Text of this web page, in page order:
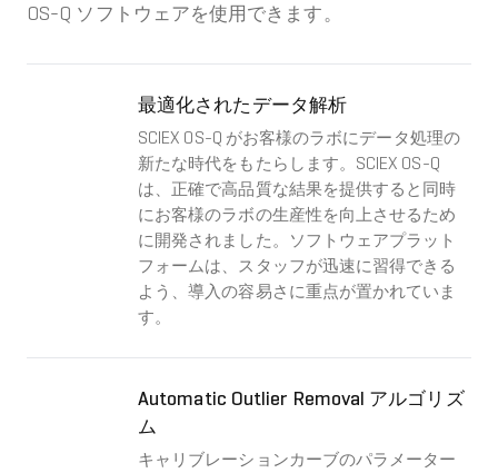
OS-Q ソフトウェアを使用できます。
最適化されたデータ解析
SCIEX OS-Q がお客様のラボにデータ処理の
新たな時代をもたらします。SCIEX OS-Q
は、正確で高品質な結果を提供すると同時
にお客様のラボの生産性を向上させるため
に開発されました。ソフトウェアプラット
フォームは、スタッフが迅速に習得できる
よう、導入の容易さに重点が置かれていま
す。
Automatic Outlier Removal アルゴリズ
ム
キャリブレーションカーブのパラメーター